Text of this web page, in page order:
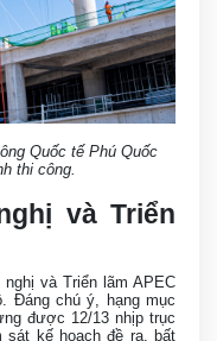
Quốc tế Phú Quốc
thi công.
và Triển
và Triển lãm APEC
Đáng chú ý, hạng mục
được 12/13 nhịp trục
sát kế hoạch đề ra, bất